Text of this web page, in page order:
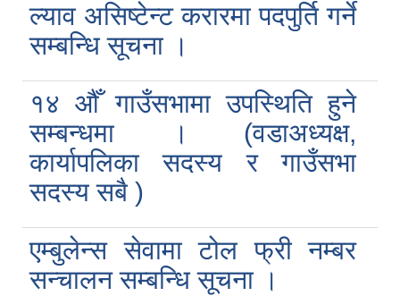
ल्याव असिष्टेन्ट करारमा पदपुर्ति गर्ने
सम्बन्धि सूचना ।
१४ औँ गाउँसभामा उपस्थिति हुने
सम्बन्धमा । (वडाअध्यक्ष,
कार्यापलिका सदस्य र गाउँसभा
सदस्य सबै )
एम्बुलेन्स सेवामा टोल फ्री नम्बर
सन्चालन सम्बन्धि सूचना ।